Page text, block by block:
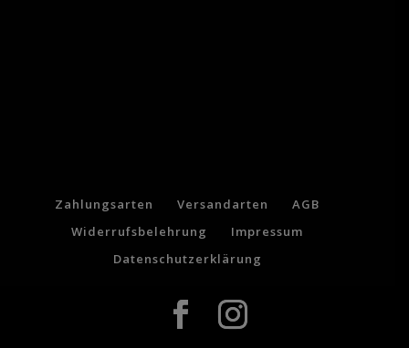
Zahlungsarten Versandarten
AGB
Widerrufsbelehrung
Impressum
Datenschutzerklärung